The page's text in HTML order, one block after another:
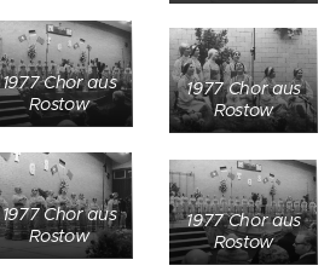
1977 Chor aus
Rostow
1977 Chor aus
Rostow
1977 Chor aus
Rostow
1977 Chor aus
Rostow